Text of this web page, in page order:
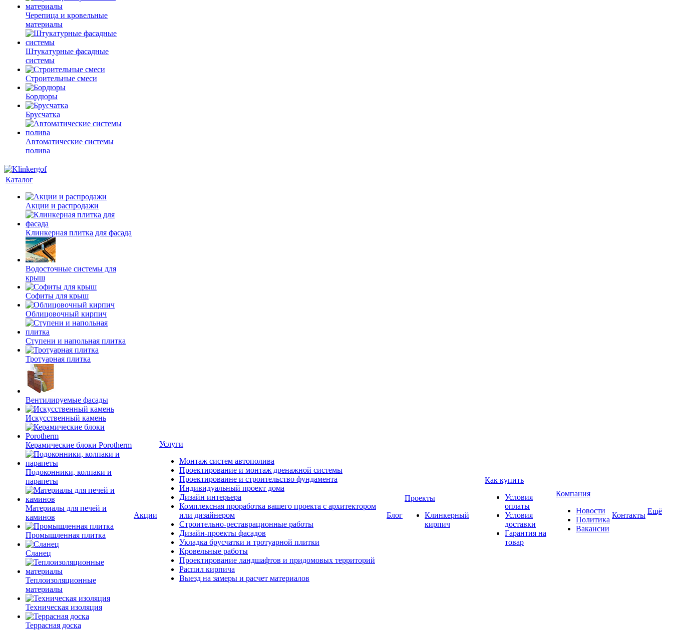
Черепица и кровельные
материалы
Штукатурные фасадные
системы
Строительные смеси
Бордюры
Брусчатка
Автоматические системы
полива
Каталог
Акции и распродажи
Клинкерная плитка для фасада
Водосточные системы для
крыш
Софиты для крыш
Облицовочный кирпич
Ступени и напольная плитка
Тротуарная плитка
Вентилируемые фасады
Искусственный камень
Керамические блоки Porotherm
Подоконники, колпаки и
парапеты
Материалы для печей и
каминов
Промышленная плитка
Сланец
Теплоизоляционные
материалы
Техническая изоляция
Террасная доска
Акции
Услуги
Монтаж систем автополива
Проектирование и монтаж дренажной системы
Проектироваине и строительство фундамента
Индивидуальный проект дома
Дизайн интерьера
Комплексная проработка вашего проекта с архитектором
или дизайнером
Строительно-реставрационные работы
Дизайн-проекты фасадов
Укладка брусчатки и тротуарной плитки
Кровельные работы
Проектирование ландшафтов и придомовых территорий
Распил кирпича
Выезд на замеры и расчет материалов
Блог
Проекты
Клинкерный
кирпич
Как купить
Условия
оплаты
Условия
доставки
Гарантия на
товар
Компания
Новости
Политика
Вакансии
Контакты Ещё